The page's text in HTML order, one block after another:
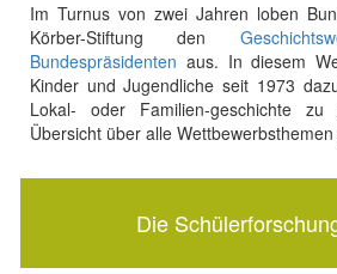
Im Turnus von zwei Jahren loben
Körber-Stiftung den
Bundespräsidenten aus. In diesem
Kinder und Jugendliche seit 1973
Lokal- oder Familien-geschichte zu
Übersicht über alle
Die